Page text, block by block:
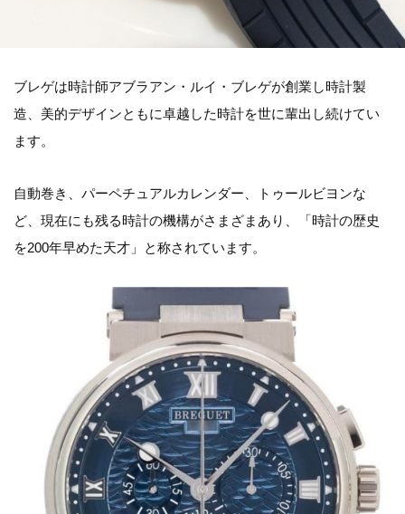
ブレゲは時計師アブラアン・ルイ・ブレゲが創業し時計製
造、美的デザインともに卓越した時計を世に輩出し続けてい
ます。
自動巻き、パーペチュアルカレンダー、トゥールビヨンな
ど、現在にも残る時計の機構がさまざまあり、「時計の歴史
を200年早めた天才」と称されています。